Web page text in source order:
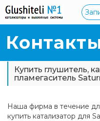
Купить глушитель,
пламегаситель
Наша фирма в течение
купить катализатор для